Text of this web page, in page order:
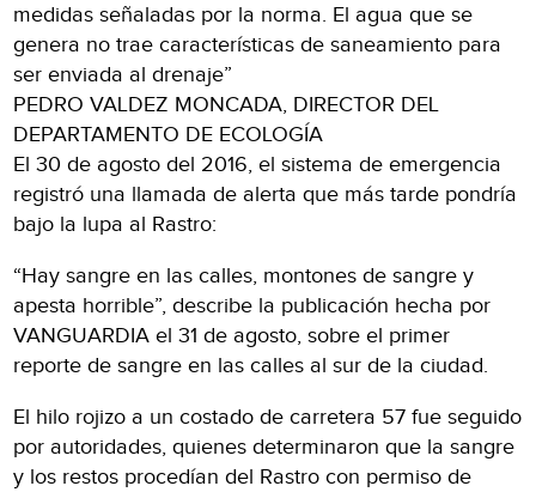
medidas señaladas por la norma. El agua que se
genera no trae características de saneamiento para
ser enviada al drenaje”
PEDRO VALDEZ MONCADA, DIRECTOR DEL
DEPARTAMENTO DE ECOLOGÍA
El 30 de agosto del 2016, el sistema de emergencia
registró una llamada de alerta que más tarde pondría
bajo la lupa al Rastro:
“Hay sangre en las calles, montones de sangre y
apesta horrible”, describe la publicación hecha por
VANGUARDIA el 31 de agosto, sobre el primer
reporte de sangre en las calles al sur de la ciudad.
El hilo rojizo a un costado de carretera 57 fue seguido
por autoridades, quienes determinaron que la sangre
y los restos procedían del Rastro con permiso de